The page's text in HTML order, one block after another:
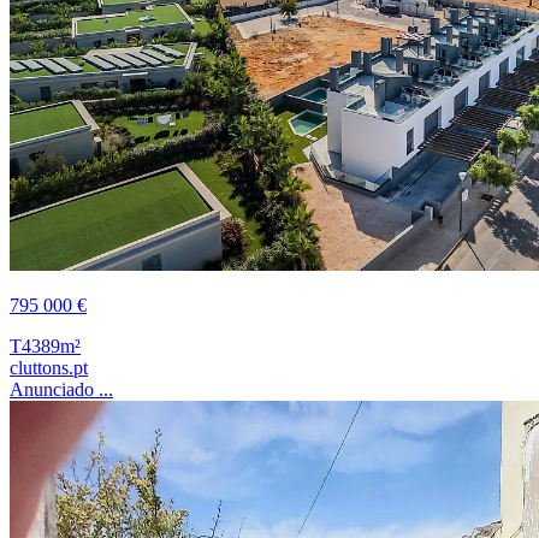
795 000 €
T4389m²
cluttons.pt
Anunciado ...